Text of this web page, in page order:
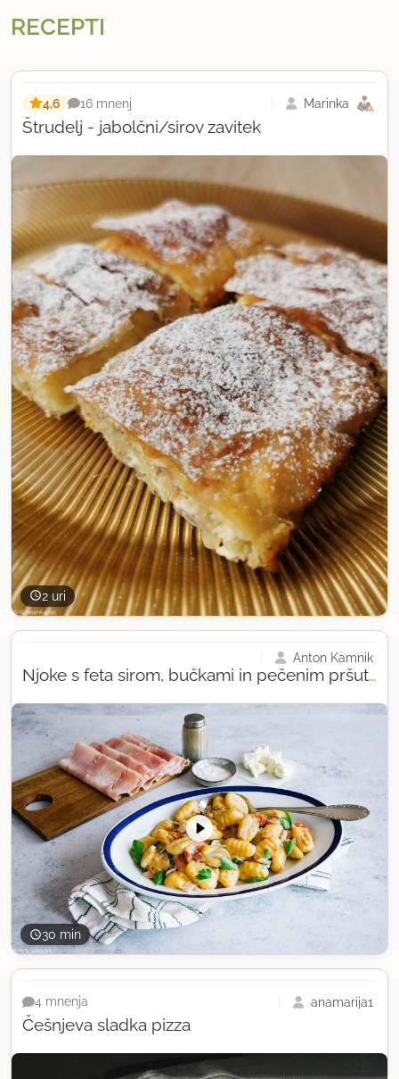
RECEPTI
2 uri
Štrudelj - jabolčni/sirov zavitek
4,6 16 mnenj Marinka
30 min
Njoke s feta sirom, bučkami in pečenim pršutom Anton
Anton Kamnik
Češnjeva sladka pizza
4 mnenja anamarija1